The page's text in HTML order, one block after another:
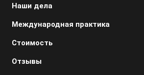
Наши дела
Международная практика
Стоимость
Отзывы